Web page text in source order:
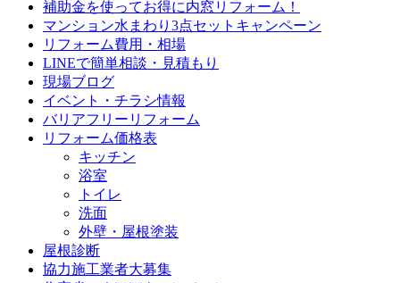
補助金を使ってお得に内窓リフォーム！
マンション水まわり3点セットキャンペーン
リフォーム費用・相場
LINEで簡単相談・見積もり
現場ブログ
イベント・チラシ情報
バリアフリーリフォーム
リフォーム価格表
キッチン
浴室
トイレ
洗面
外壁・屋根塗装
屋根診断
協力施工業者大募集